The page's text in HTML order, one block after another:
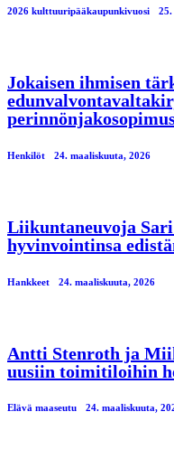
2026 kulttuuripääkaupunkivuosi 25.
Jokaisen ihmisen
Henkilöt 24. maaliskuuta, 2026
Liikuntaneuvoja
hyvinvointinsa
Hankkeet 24. maaliskuuta, 2026
Antti Stenroth ja
uusiin toimitiloihin
Elävä maaseutu 24. maaliskuuta,